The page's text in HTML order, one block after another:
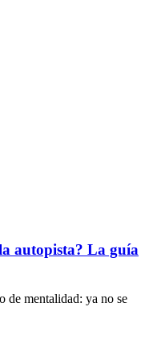
autopista? La guía
de mentalidad: ya no se